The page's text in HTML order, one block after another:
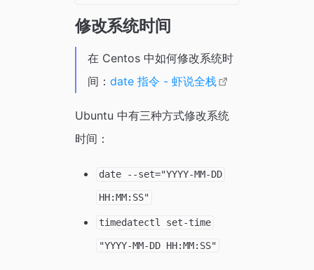
修改系统时间
在 Centos 中如何修改系统时
间： date 指令 - 虾说全栈
Ubuntu 中有三种方式修改系统
时间：
date --set="YYYY-MM-DD
HH:MM:SS"
timedatectl set-time
"YYYY-MM-DD HH:MM:SS"